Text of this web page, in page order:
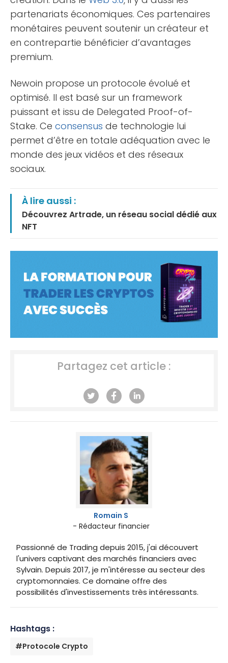
partenariats économiques. Ces partenaires
monétaires peuvent soutenir un créateur et
en contrepartie bénéficier d’avantages
premium.
Newoin propose un protocole évolué et
optimisé. Il est basé sur un framework
puissant et issu de Delegated Proof-of-
Stake. Ce consensus de technologie lui
permet d’être en totale adéquation avec le
monde des jeux vidéos et des réseaux
sociaux.
À lire aussi :
Découvrez Artrade, un réseau social dédié aux
NFT
Partagez cet article :
Romain S
- Rédacteur financier
Passionné de Trading depuis 2015, j'ai découvert
l'univers captivant des marchés financiers avec
Sylvain. Depuis 2017, je m'intéresse au secteur des
cryptomonnaies. Ce domaine offre des
possibilités d'investissements très intéressants.
Hashtags :
#Protocole Crypto